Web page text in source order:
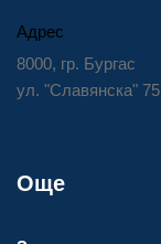
Адрес
8000, гр. Бургас
ул. "Славянска" 75
Още